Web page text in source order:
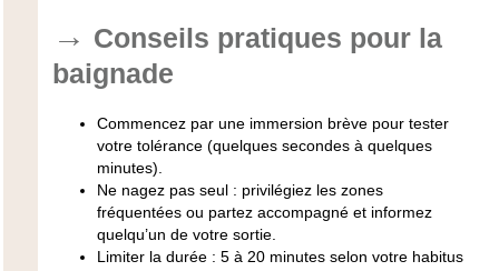
Conseils pratiques pour la
baignade
Commencez par une immersion brève pour tester
votre tolérance (quelques secondes à quelques
minutes).
Ne nagez pas seul : privilégiez les zones
fréquentées ou partez accompagné et informez
quelqu’un de votre sortie.
Limiter la durée : 5 à 20 minutes selon votre habitus